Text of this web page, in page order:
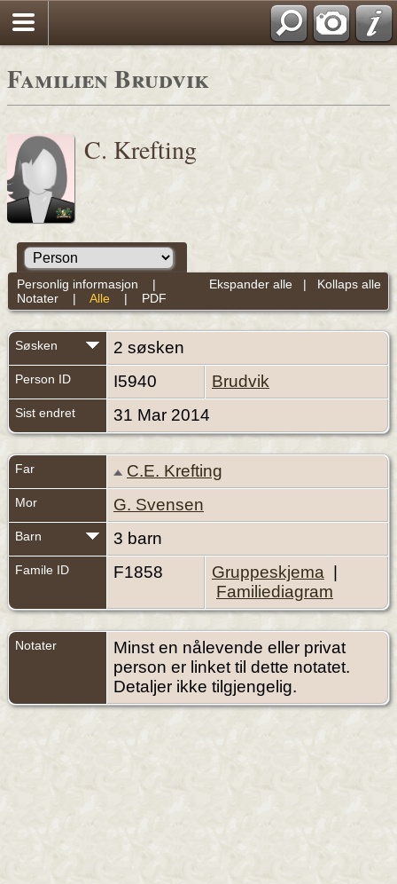
Familien Brudvik
C. Krefting
Ekspander alle | Kollaps alle
Personlig informasjon |
Notater| Alle | PDF
Søsken 2 søsken
Person ID I5940 Brudvik
Sist endret 31 Mar 2014
Far C.E. Krefting
Mor G. Svensen
Barn 3 barn
Famile ID F1858 Gruppeskjema
Familiediagram
Notater
Minst en nålevende eller privat
person er linket til dette notatet.
Detaljer ikke tilgjengelig.